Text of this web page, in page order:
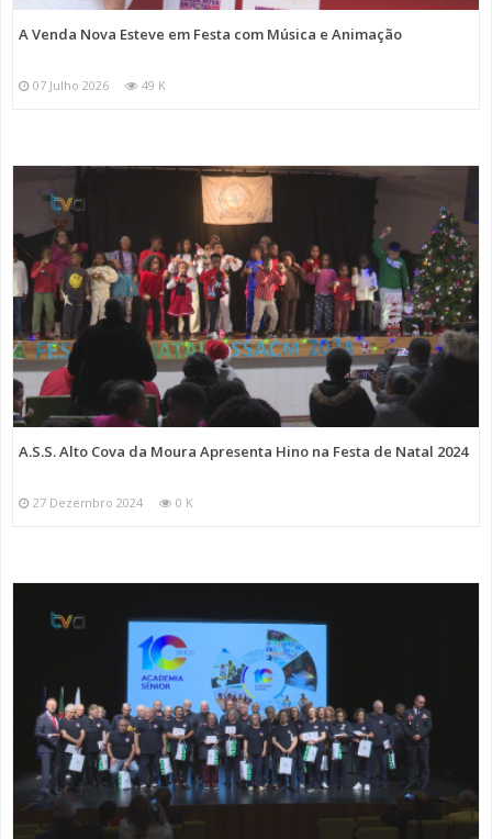
A Venda Nova Esteve em Festa com Música e Animação
07 Julho 2026 49 K
A.S.S. Alto Cova da Moura Apresenta Hino na Festa de Natal 2024
27 Dezembro 2024 0 K